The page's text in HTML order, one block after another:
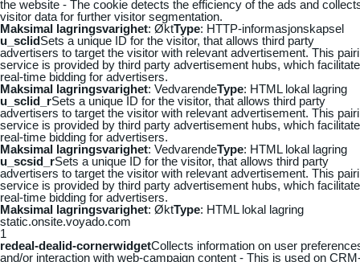
the website - The cookie detects the efficiency of the ads and
visitor data for further visitor segmentation.
Maksimal lagringsvarighet: ØktType: HTTP-informasjonskapsel
u_sclidSets a unique ID for the visitor, that allows third party
advertisers to target the visitor with relevant advertisement. This
service is provided by third party advertisement hubs, which
real-time bidding for advertisers.
Maksimal lagringsvarighet: VedvarendeType: HTML lokal lagring
u_sclid_rSets a unique ID for the visitor, that allows third party
advertisers to target the visitor with relevant advertisement. This
service is provided by third party advertisement hubs, which
real-time bidding for advertisers.
Maksimal lagringsvarighet: VedvarendeType: HTML lokal lagring
u_scsid_rSets a unique ID for the visitor, that allows third party
advertisers to target the visitor with relevant advertisement. This
service is provided by third party advertisement hubs, which
real-time bidding for advertisers.
Maksimal lagringsvarighet: ØktType: HTML lokal lagring
static.onsite.voyado.com
1
redeal-dealid-cornerwidgetCollects information on user
and/or interaction with web-campaign content - This is used on